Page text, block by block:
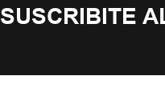
SUSCRIBITE